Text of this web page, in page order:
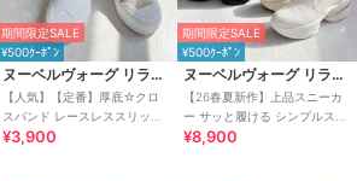
期間限定SALE
¥500ｸｰﾎﾟﾝ
ヌーベルヴォーグ リラックス
【人気】【定番】厚底☆クロ
スバンド レースレススリッポ
ン
¥3,900
期間限定SALE
¥500ｸｰﾎﾟﾝ
ヌーベルヴォーグ リラックス
【26春夏新作】上品スニーカ
ー サッと履ける シンプルスリ
ッポンスニーカー
¥8,900